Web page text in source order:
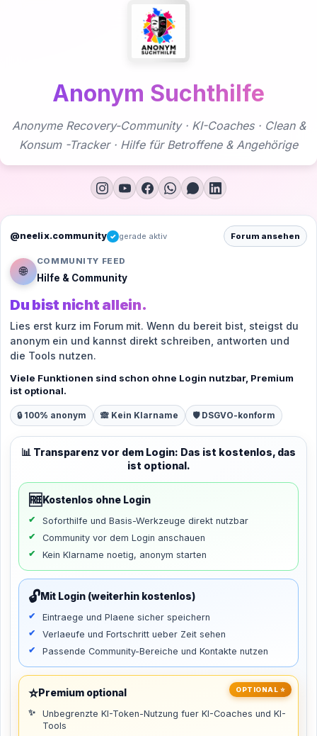
Anonym Suchthilfe
Anonyme Recovery-Community · KI-Coaches · Clean &
Konsum -Tracker · Hilfe für Betroffene & Angehörige
@neelix.community ✓ gerade aktiv Forum ansehen
🌐
COMMUNITY FEED
Hilfe & Community
Du bist nicht allein.
Lies erst kurz im Forum mit. Wenn du bereit bist, steigst du
anonym ein und kannst direkt schreiben, antworten und
die Tools nutzen.
Viele Funktionen sind schon ohne Login nutzbar, Premium
ist optional.
🔒 100% anonym 🙈 Kein Klarname 🛡️ DSGVO-konform
📊 Transparenz vor dem Login: Das ist kostenlos, das
ist optional.
🆓 Kostenlos ohne Login
Soforthilfe und Basis-Werkzeuge direkt nutzbar
Community vor dem Login anschauen
Kein Klarname noetig, anonym starten
🔓Mit Login (weiterhin kostenlos)
Eintraege und Plaene sicher speichern
Verlaeufe und Fortschritt ueber Zeit sehen
Passende Community-Bereiche und Kontakte nutzen
OPTIONAL ⭐
⭐Premium optional
Unbegrenzte KI-Token-Nutzung fuer KI-Coaches und KI-
Tools